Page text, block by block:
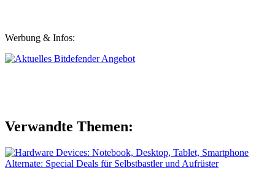
Werbung & Infos:
Verwandte Themen:
Alternate: Special Deals für Selbstbastler und Aufrüster